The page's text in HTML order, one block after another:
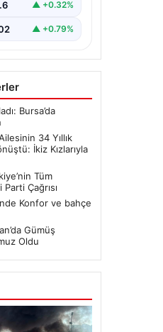
(59) çifti, tam
▲ +0.32%
▲ +0.79%
Bursa’da
34 Yıllık
İkiz Kızlarıyla
Tüm
Çağrısı
Konfor ve bahçe
Gümüş
Oldu